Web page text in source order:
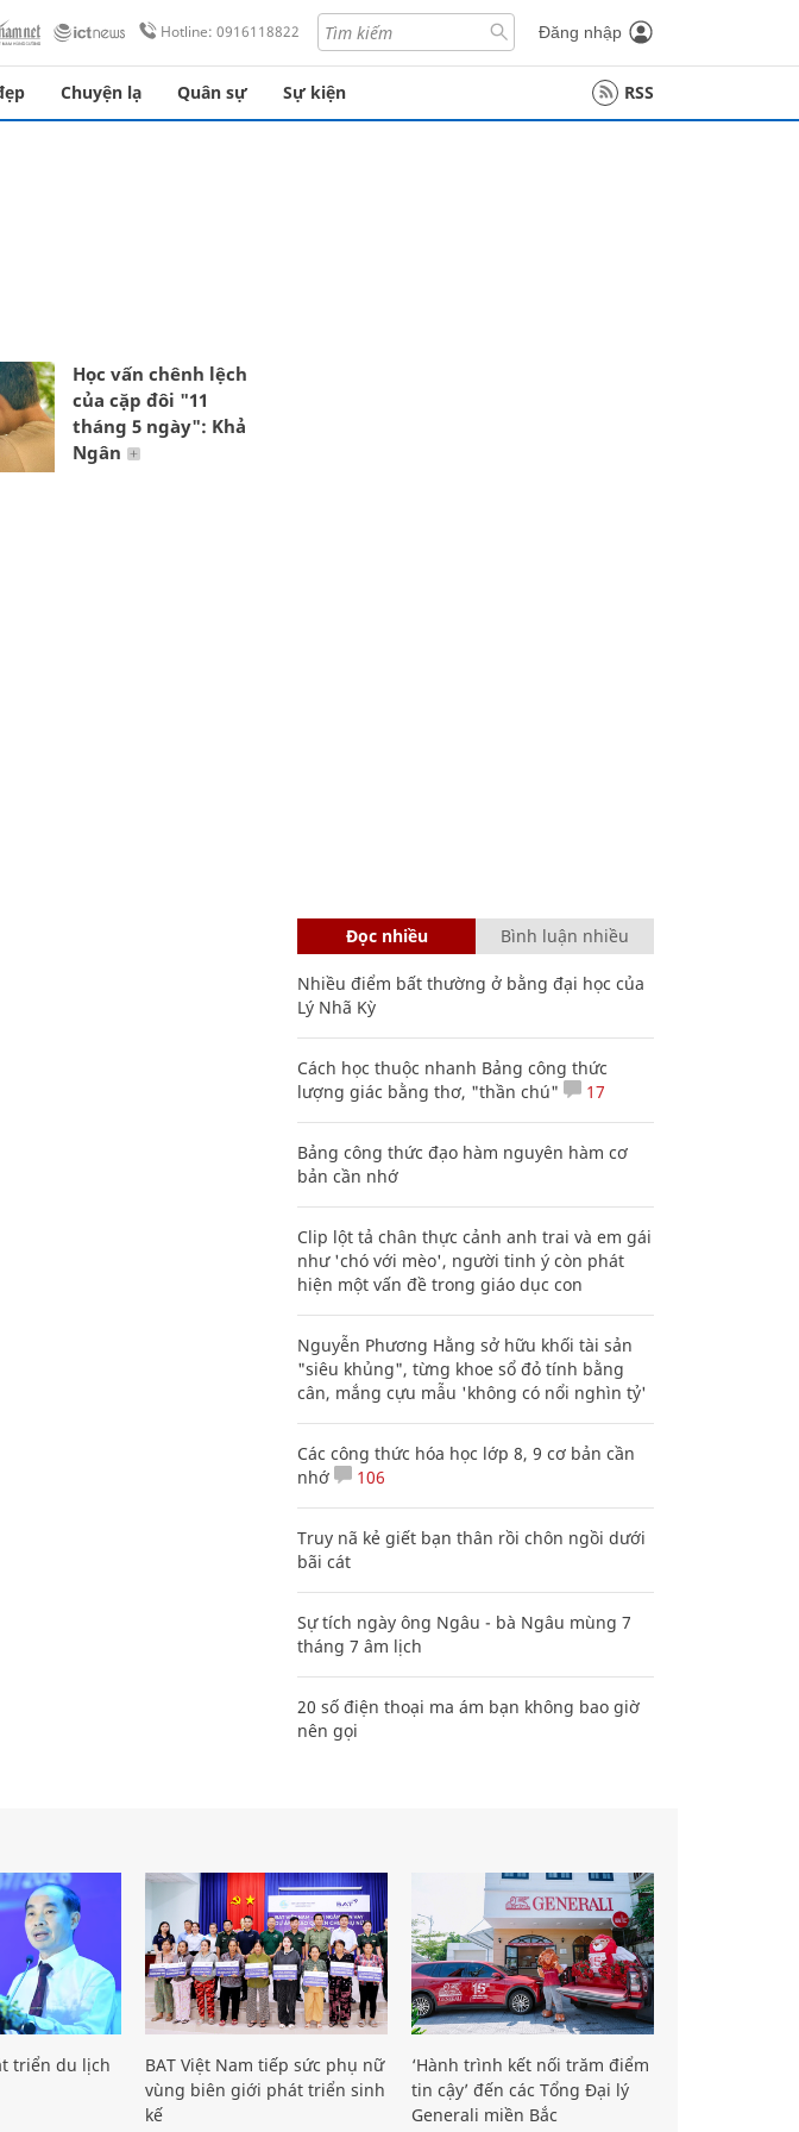
Hotline: 0916118822 Đăng nhập
Chuyện lạ Quân sự Sự kiện RSS
Học vấn chênh lệch
của cặp đôi "11
tháng 5 ngày": Khả
Ngân
Đọc nhiều Bình luận nhiều
Nhiều điểm bất thường ở bằng đại học của
Lý Nhã Kỳ
Cách học thuộc nhanh Bảng công thức
lượng giác bằng thơ, "thần chú"
17
Bảng công thức đạo hàm nguyên hàm cơ
bản cần nhớ
Clip lột tả chân thực cảnh anh trai và em gái
như 'chó với mèo', người tinh ý còn phát
hiện một vấn đề trong giáo dục con
Nguyễn Phương Hằng sở hữu khối tài sản
"siêu khủng", từng khoe sổ đỏ tính bằng
cân, mắng cựu mẫu 'không có nổi nghìn tỷ'
Các công thức hóa học lớp 8, 9 cơ bản cần
nhớ
106
Truy nã kẻ giết bạn thân rồi chôn ngồi dưới
bãi cát
Sự tích ngày ông Ngâu - bà Ngâu mùng 7
tháng 7 âm lịch
20 số điện thoại ma ám bạn không bao giờ
nên gọi
triển du lịch
BAT Việt Nam tiếp sức phụ nữ
vùng biên giới phát triển sinh
kế
‘Hành trình kết nối trăm điểm
tin cậy’ đến các Tổng Đại lý
Generali miền Bắc